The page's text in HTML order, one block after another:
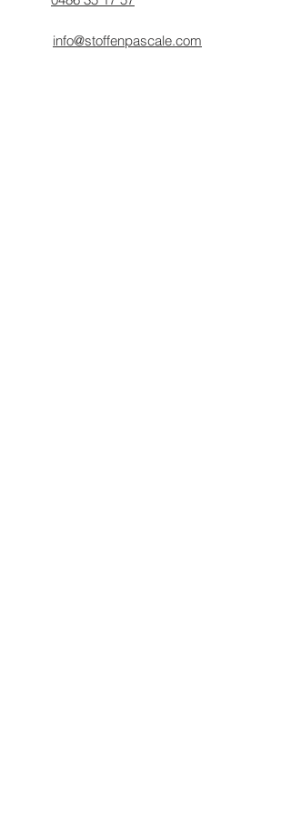
info@stoffenpascale.com